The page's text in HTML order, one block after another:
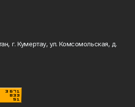
г. Кумертау, ул. Комсомольская, д.